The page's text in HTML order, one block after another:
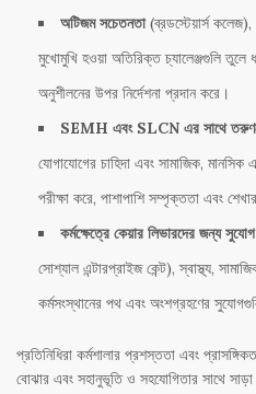
অটিজম সচেতনতা(ব্রডস্টেয়ার্স
মুখোমুখি হওয়া অতিরিক্ত চ্যালেঞ্জগুলি
অনুশীলনের উপর নির্দেশনা প্রদান করে।
SEMH এবং SLCN এর সাথে
যোগাযোগের চাহিদা এবং সামাজিক, মানসিক
পরীক্ষা করে, পাশাপাশি সম্পৃক্ততা এবং
কর্মক্ষেত্রে কেয়ার লিভারদের জন্য সুযোগ
সোশ্যাল এন্টারপ্রাইজ কেন্ট), স্বাস্থ্য,
কর্মসংস্থানের পথ এবং অংশগ্রহণের
প্রতিনিধিরা কর্মশালার প্রশস্ততা এবং
বোঝার এবং সহানুভূতি ও সহযোগিতার সাথে